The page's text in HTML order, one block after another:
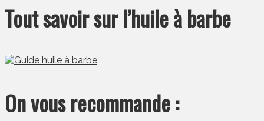
Tout savoir sur l’huile à barbe
On vous recommande :